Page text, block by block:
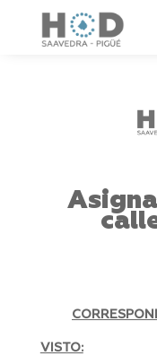
VISTO: